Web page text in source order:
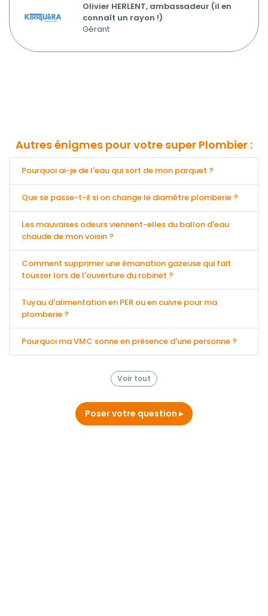
Olivier HERLENT, ambassadeur (il en
connaît un rayon !)
Gérant
Autres énigmes pour votre super Plombier :
Pourquoi ai-je de l'eau qui sort de mon parquet ?
Que se passe-t-il si on change le diamètre plomberie ?
Les mauvaises odeurs viennent-elles du ballon d'eau
chaude de mon voisin ?
Comment supprimer une émanation gazeuse qui fait
tousser lors de l'ouverture du robinet ?
Tuyau d'alimentation en PER ou en cuivre pour ma
plomberie ?
Pourquoi ma VMC sonne en présence d'une personne ?
Voir tout
Poser votre question